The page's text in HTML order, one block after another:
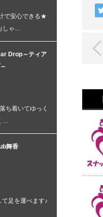
で安心できる★
しゃ…
Drop～ティア
ち着いてゆっく
…
舞香
足を運べます♪